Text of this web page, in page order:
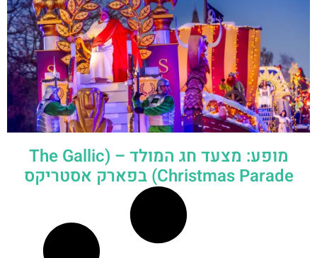
מופע: מצעד חג המולד – (The Gallic
Christmas Parade) בפארק אסטריקס